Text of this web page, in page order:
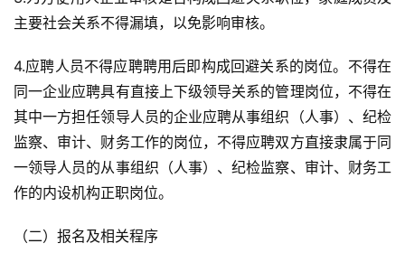
主要社会关系不得漏填，以免影响审核。
4.应聘人员不得应聘聘用后即构成回避关系的岗位。不得在
同一企业应聘具有直接上下级领导关系的管理岗位，不得在
其中一方担任领导人员的企业应聘从事组织（人事）、纪检
监察、审计、财务工作的岗位，不得应聘双方直接隶属于同
一领导人员的从事组织（人事）、纪检监察、审计、财务工
作的内设机构正职岗位。
（二）报名及相关程序